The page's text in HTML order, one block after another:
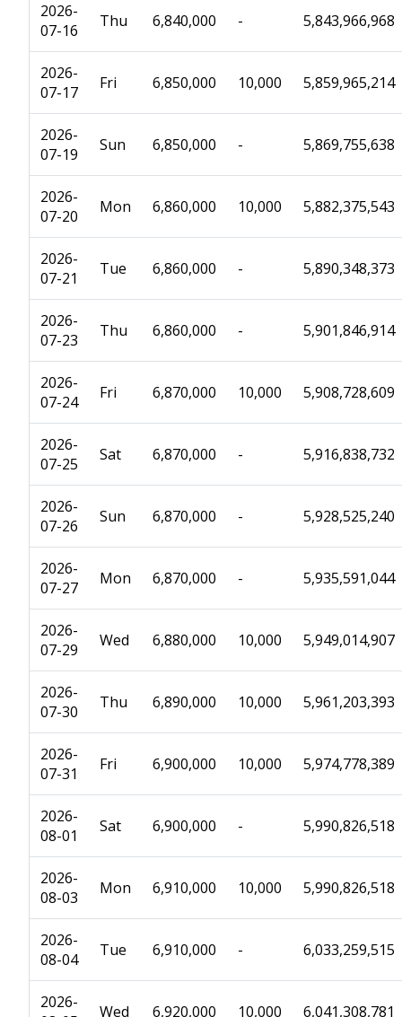
2026-
07-16
Thu 6,840,000 - 5,843,966,968
2026-
07-17
Fri 6,850,000 10,000 5,859,965,214
2026-
07-19
Sun 6,850,000 - 5,869,755,638
2026-
07-20
Mon 6,860,000 10,000 5,882,375,543
2026-
07-21
Tue 6,860,000 - 5,890,348,373
2026-
07-23
Thu 6,860,000 - 5,901,846,914
2026-
07-24
Fri 6,870,000 10,000 5,908,728,609
2026-
07-25
Sat 6,870,000 - 5,916,838,732
2026-
07-26
Sun 6,870,000 - 5,928,525,240
2026-
07-27
Mon 6,870,000 - 5,935,591,044
2026-
07-29
Wed 6,880,000 10,000 5,949,014,907
2026-
07-30
Thu 6,890,000 10,000 5,961,203,393
2026-
07-31
Fri 6,900,000 10,000 5,974,778,389
2026-
08-01
Sat 6,900,000 - 5,990,826,518
2026-
08-03
Mon 6,910,000 10,000 5,990,826,518
2026-
08-04
Tue 6,910,000 - 6,033,259,515
2026-
Wed 6,920,000 10,000 6,041,308,781